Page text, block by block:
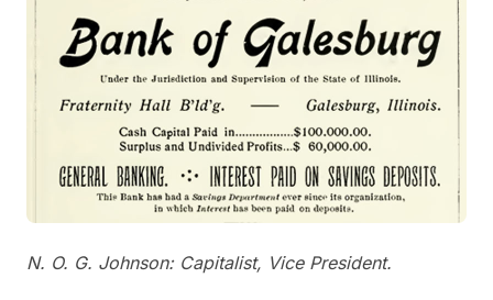
N. O. G. Johnson: Capitalist, Vice President.